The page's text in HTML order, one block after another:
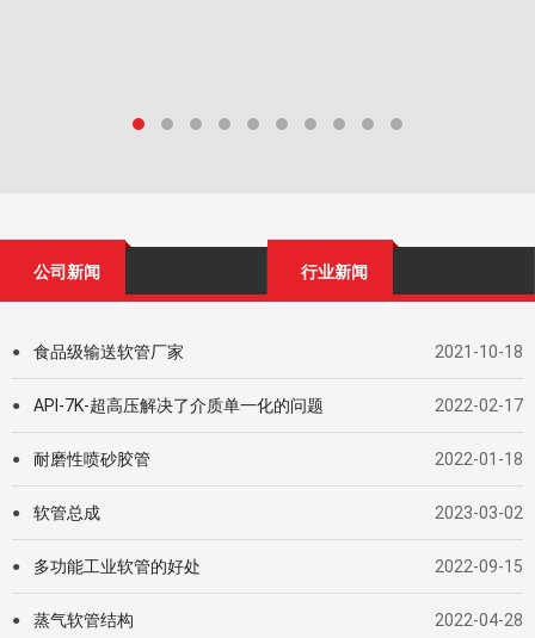
公司新闻 行业新闻
● 食品级输送软管厂家 2021-10-18
● API-7K-超高压解决了介质单一化的问题 2022-02-17
● 耐磨性喷砂胶管 2022-01-18
● 软管总成 2023-03-02
● 多功能工业软管的好处 2022-09-15
● 蒸气软管结构 2022-04-28